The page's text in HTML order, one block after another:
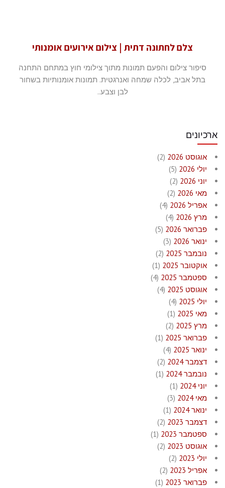
צלם לחתונה דתית | צילום אירועים אומנותי
סיפור צילום והפעם תמונות מתוך צילומי חוץ במתחם התחנה
בתל אביב, לכלה שמחה ואנרגטית. תמונות אומנותיות בשחור
לבן וצבע..
ארכיונים
אוגוסט 2026
(2)
יולי 2026
(5)
יוני 2026
(2)
מאי 2026
(2)
אפריל 2026
(4)
מרץ 2026
(4)
פברואר 2026
(5)
ינואר 2026
(3)
נובמבר 2025
(2)
אוקטובר 2025
(1)
ספטמבר 2025
(4)
אוגוסט 2025
(4)
יולי 2025
(4)
מאי 2025
(1)
מרץ 2025
(2)
פברואר 2025
(1)
ינואר 2025
(4)
דצמבר 2024
(2)
נובמבר 2024
(1)
יוני 2024
(1)
מאי 2024
(3)
ינואר 2024
(1)
דצמבר 2023
(2)
ספטמבר 2023
(1)
אוגוסט 2023
(2)
יולי 2023
(2)
אפריל 2023
(2)
פברואר 2023
(1)